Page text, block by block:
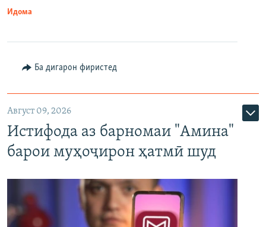
Идома
Ба дигарон фиристед
Август 09, 2026
Истифода аз барномаи "Амина"
барои муҳоҷирон ҳатмӣ шуд